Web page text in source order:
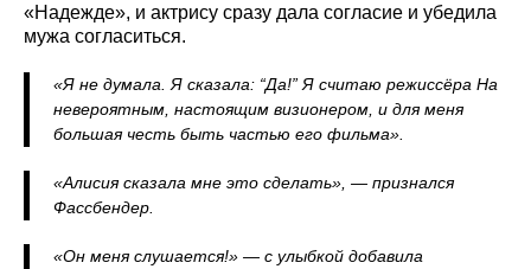
«Надежде», и актрису сразу дала согласие и убедила
мужа согласиться.
«Я не думала. Я сказала: “Да!” Я считаю режиссёра На
невероятным, настоящим визионером, и для меня
большая честь быть частью его фильма».
«Алисия сказала мне это сделать», — признался
Фассбендер.
«Он меня слушается!» — с улыбкой добавила